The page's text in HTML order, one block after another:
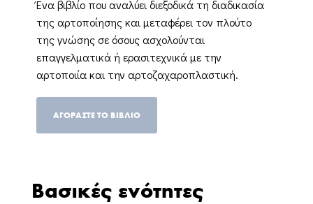
Ένα βιβλίο που αναλύει διεξοδικά τη διαδικασία
της αρτοποίησης και μεταφέρει τον πλούτο
της γνώσης σε όσους ασχολούνται
επαγγελματικά ή ερασιτεχνικά με την
αρτοποιία και την αρτοζαχαροπλαστική.
ΑΓΟΡΑΣΤΕ ΤΟ ΒΙΒΛΙΟ
Βασικές ενότητες